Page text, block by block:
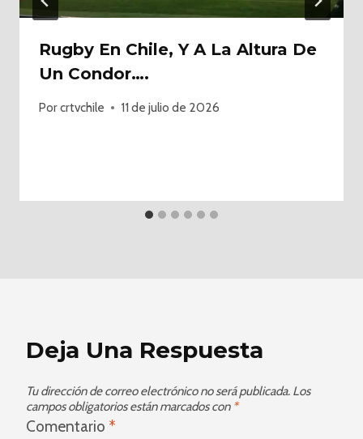
Rugby En Chile, Y A La Altura De
Un Condor….
Porcrtvchile 11 de julio de 2026
Deja Una Respuesta
Tu dirección de correo electrónico no será publicada. Los
campos obligatorios están marcados con *
Comentario *